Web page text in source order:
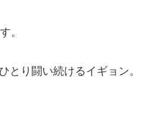
。
り闘い続けるイギョン。